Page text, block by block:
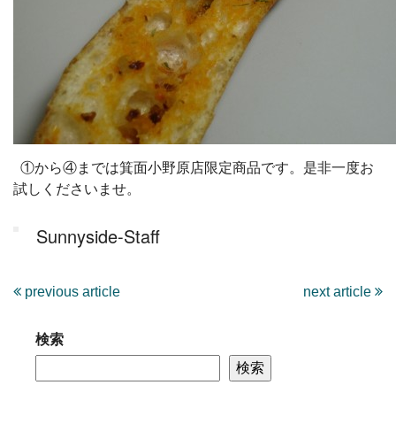
①から④までは箕面小野原店限定商品です。是非一度お
試しくださいませ。
Sunnyside-Staff
previous article next article
検索
検索